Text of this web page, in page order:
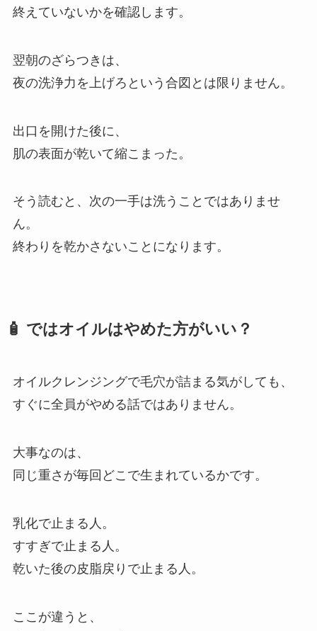
終えていないかを確認します。
翌朝のざらつきは、
夜の洗浄力を上げろという合図とは限りません。
出口を開けた後に、
肌の表面が乾いて縮こまった。
そう読むと、次の一手は洗うことではありませ
ん。
終わりを乾かさないことになります。
🧴 ではオイルはやめた方がいい？
オイルクレンジングで毛穴が詰まる気がしても、
すぐに全員がやめる話ではありません。
大事なのは、
同じ重さが毎回どこで生まれているかです。
乳化で止まる人。
すすぎで止まる人。
乾いた後の皮脂戻りで止まる人。
ここが違うと、